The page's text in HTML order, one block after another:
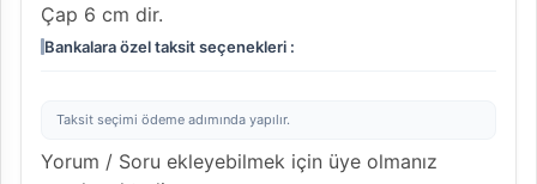
Çap 6 cm dir.
Bankalara özel taksit seçenekleri :
Taksit seçimi ödeme adımında yapılır.
Yorum / Soru ekleyebilmek için üye olmanız